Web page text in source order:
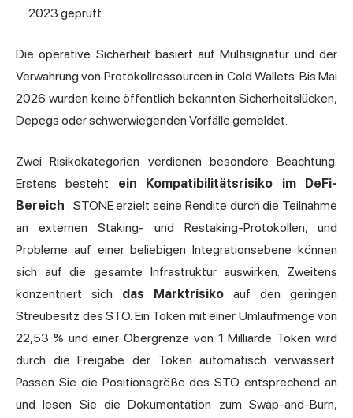
2023 geprüft.
Die operative Sicherheit basiert auf Multisignatur und der
Verwahrung von Protokollressourcen in Cold Wallets. Bis Mai
2026 wurden keine öffentlich bekannten Sicherheitslücken,
Depegs oder schwerwiegenden Vorfälle gemeldet.
Zwei Risikokategorien verdienen besondere Beachtung.
Erstens besteht ein Kompatibilitätsrisiko im DeFi-
Bereich : STONE erzielt seine Rendite durch die Teilnahme
an externen Staking- und Restaking-Protokollen, und
Probleme auf einer beliebigen Integrationsebene können
sich auf die gesamte Infrastruktur auswirken. Zweitens
konzentriert sich das Marktrisiko auf den geringen
Streubesitz des STO. Ein Token mit einer Umlaufmenge von
22,53 % und einer Obergrenze von 1 Milliarde Token wird
durch die Freigabe der Token automatisch verwässert.
Passen Sie die Positionsgröße des STO entsprechend an
und lesen Sie die Dokumentation zum Swap-and-Burn,